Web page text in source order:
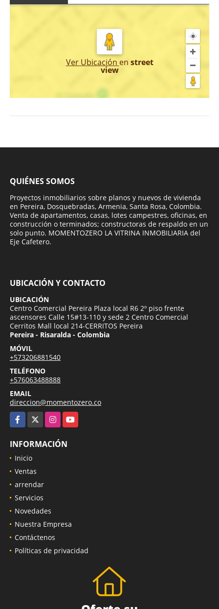
Ver Ubicación en street
view
QUIÉNES SOMOS
Proyectos inmobiliarios sobre planos y nuevos de vivienda
en Pereira, Dosquebradas, Armenia, Santa Rosa, Colombia.
Venta de apartamentos, casas, lotes campestres, oficinas, en
construcción o terminados; constructoras de respaldo en un
solo punto. MOMENTOZERO LA VITRINA INMOBILIARIA del
Eje Cafetero.
UBICACIÓN Y CONTACTO
UBICACIÓN
Centro Comercial Pereira Plaza local R6 2º piso frente
ascensores Calle 15#13-110 y sede 2 Centro Comercial
Cerritos Mall local 214-CERRITOS Pereira
Pereira - Risaralda - Colombia
MÓVIL
+573206881540
TELÉFONO
+576063488888
EMAIL
direccion@momentozero.co
Facebook
InstagramYouTube
INFORMACIÓN
Inicio
Ventas
arrendar
Servicios
Novedades
Nuestra Empresa
Contáctenos
Políticas de privacidad